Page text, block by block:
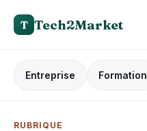
T Tech2Market
Entreprise Formation
RUBRIQUE